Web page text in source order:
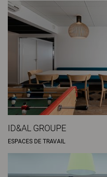
ID&AL GROUPE
ESPACES DE TRAVAIL